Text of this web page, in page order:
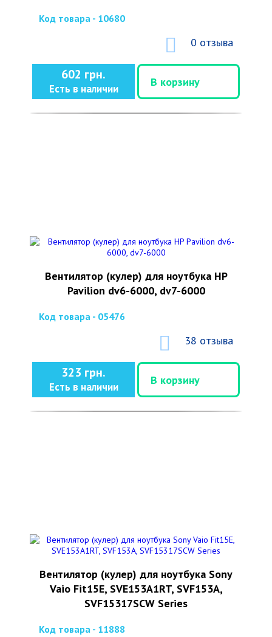
Код товара - 10680
0 отзыва
602 грн.
Есть в наличии
В корзину
Вентилятор (кулер) для ноутбука HP
Pavilion dv6-6000, dv7-6000
Код товара - 05476
38 отзыва
323 грн.
Есть в наличии
В корзину
Вентилятор (кулер) для ноутбука Sony
Vaio Fit15E, SVE153A1RT, SVF153A,
SVF15317SCW Series
Код товара - 11888